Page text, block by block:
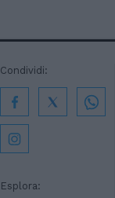
Esplora:
Condividi: